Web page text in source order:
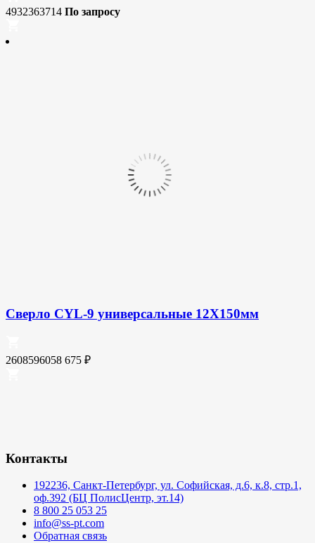
4932363714 По запросу
Сверло CYL-9 универсальные 12X150мм
2608596058 675 ₽
Контакты
192236, Санкт-Петербург, ул. Софийская, д.6, к.8, стр.1,
оф.392 (БЦ ПолисЦентр, эт.14)
8 800 25 053 25
info@ss-pt.com
Обратная связь